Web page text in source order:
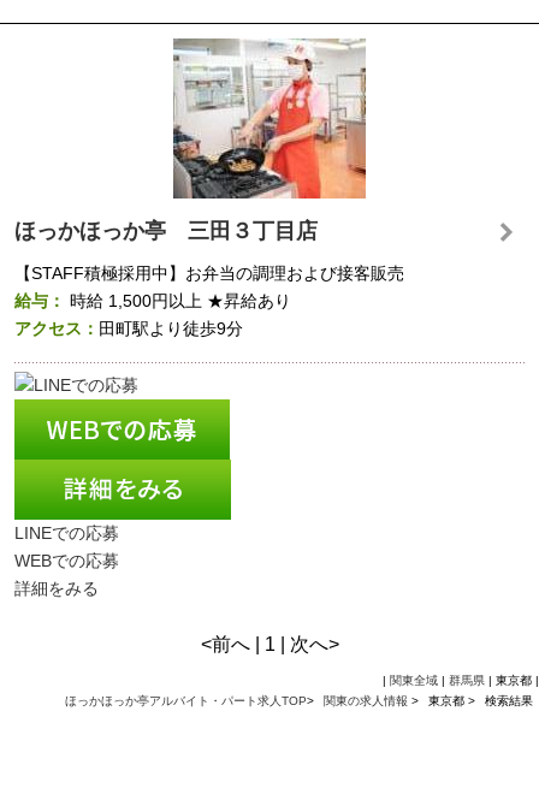
ほっかほっか亭 三田３丁目店
【STAFF積極採用中】お弁当の調理および接客販売
給与： 時給 1,500円以上 ★昇給あり
アクセス： 田町駅より徒歩9分
LINEでの応募
WEBでの応募
詳細をみる
<前へ | 1 | 次へ>
| 関東全域 | 群馬県 | 東京都 |
ほっかほっか亭アルバイト・パート求人TOP> 関東の求人情報 > 東京都 > 検索結果